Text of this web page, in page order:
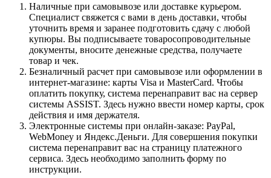
Наличные при самовывозе или доставке курьером.
Специалист свяжется с вами в день доставки, чтобы
уточнить время и заранее подготовить сдачу с любой
купюры. Вы подписываете товаросопроводительные
документы, вносите денежные средства, получаете
товар и чек.
Безналичный расчет при самовывозе или оформлении в
интернет-магазине: карты Visa и MasterCard. Чтобы
оплатить покупку, система перенаправит вас на сервер
системы ASSIST. Здесь нужно ввести номер карты, срок
действия и имя держателя.
Электронные системы при онлайн-заказе: PayPal,
WebMoney и Яндекс.Деньги. Для совершения покупки
система перенаправит вас на страницу платежного
сервиса. Здесь необходимо заполнить форму по
инструкции.